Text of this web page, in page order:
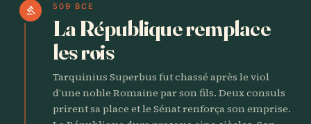
gavel 509 BCE
La République remplace
les rois
Tarquinius Superbus fut chassé après le viol
d’une noble Romaine par son fils. Deux consuls
prirent sa place et le Sénat renforça son emprise.